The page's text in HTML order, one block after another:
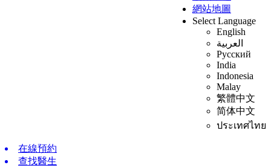
網站地圖
Select Language
English
العربية
Русский
India
Indonesia
Malay
繁體中文
简体中文
ประเทศไทย
在線預約
查找醫生